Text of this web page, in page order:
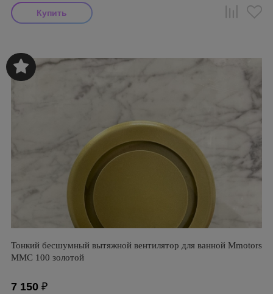
Тонкий бесшумный вытяжной вентилятор для ванной Mmotors
ММC 100 золотой
7 150 ₽